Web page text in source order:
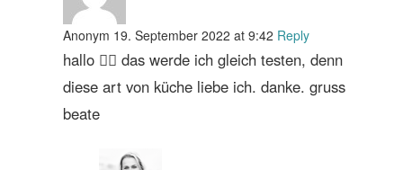
Anonym 19. September 2022 at 9:42 Reply
hallo 🙋‍♀️ das werde ich gleich testen, denn
diese art von küche liebe ich. danke. gruss
beate